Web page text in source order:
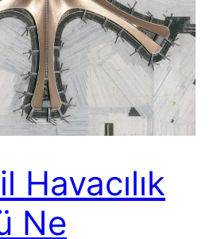
Havacılık
Ne